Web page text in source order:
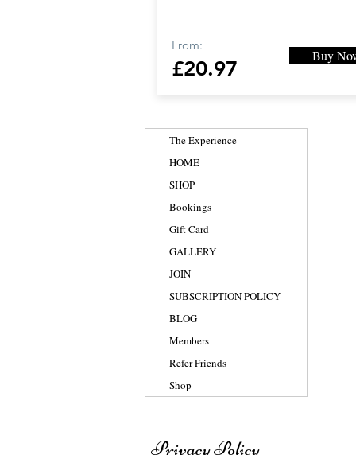
From:
£20.97
Buy
The Experience
HOME
SHOP
Bookings
Gift Card
GALLERY
JOIN
SUBSCRIPTION POLICY
BLOG
Members
Refer Friends
Shop
Privacy Policy